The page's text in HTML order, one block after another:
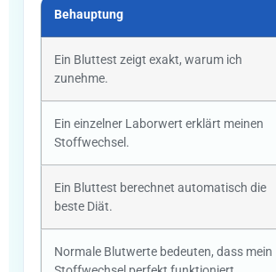
Behauptung
Ein Bluttest zeigt exakt, warum ich
zunehme.
Ein einzelner Laborwert erklärt meinen
Stoffwechsel.
Ein Bluttest berechnet automatisch die
beste Diät.
Normale Blutwerte bedeuten, dass mein